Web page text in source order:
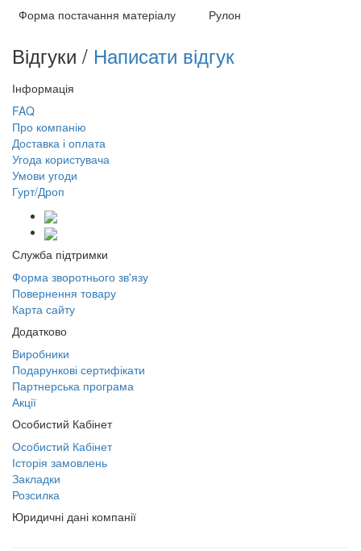
Форма постачання матеріалу
Рулон
Відгуки / Написати відгук
Інформація
FAQ
Про компанію
Доставка і оплата
Угода користувача
Умови угоди
Гурт/Дроп
Служба підтримки
Форма зворотнього зв'язу
Повернення товару
Карта сайту
Додатково
Виробники
Подарункові сертифікати
Партнерська програма
Акції
Особистий Кабінет
Особистий Кабінет
Історія замовлень
Закладки
Розсилка
Юридичні дані компанії